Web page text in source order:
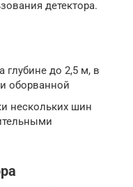
детектора.
глубине до 2,5 м, в
оборванной
нескольких шин